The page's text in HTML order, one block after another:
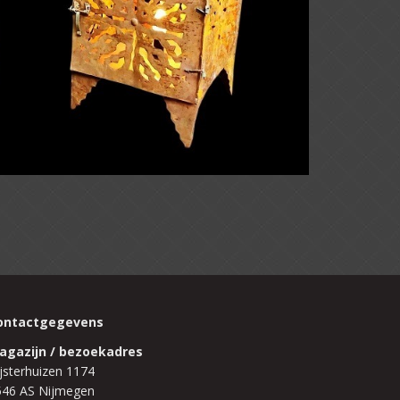
/ bezoekadres
1174
AS Nijmegen